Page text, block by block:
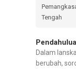
Tengah
Dalam
berubah,